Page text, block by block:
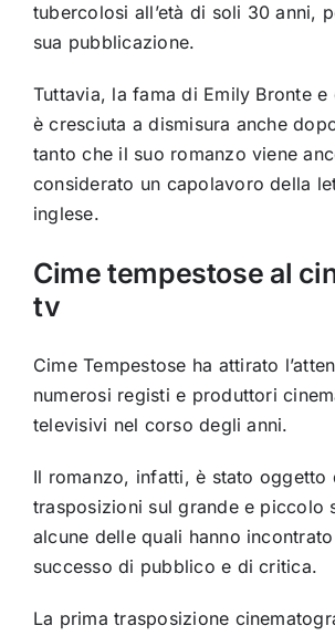
tubercolosi all’età di soli 30 anni,
sua pubblicazione.
Tuttavia, la fama di Emily Bronte
è cresciuta a dismisura anche
tanto che il suo romanzo viene
considerato un capolavoro della
inglese.
Cime tempestose al
tv
Cime Tempestose ha attirato
numerosi registi e produttori
televisivi nel corso degli anni.
Il romanzo, infatti, è stato oggetto
trasposizioni sul grande e piccolo
alcune delle quali hanno
successo di pubblico e di critica.
La prima trasposizione